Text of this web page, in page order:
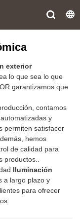
exterior
lo que sea lo que
que
contamos
y
permiten satisfacer
hemos
de calidad para
productos..
Iluminación
a largo plazo y
para ofrecer